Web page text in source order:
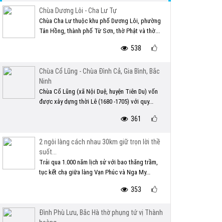
Chùa Dương Lôi - Cha Lư Tự
Chùa Cha Lư thuộc khu phố Dương Lôi, phường
Tân Hồng, thành phố Từ Sơn, thờ Phật và thờ...
538
Chùa Cổ Lũng - Chùa Đình Cả, Gia Bình, Bắc
Ninh
Chùa Cổ Lũng (xã Nội Duệ, huyện Tiên Du) vốn
được xây dựng thời Lê (1680 -1705) với quy...
361
2 ngôi làng cách nhau 30km giữ trọn lời thề
suốt...
Trải qua 1.000 năm lịch sử với bao thăng trầm,
tục kết chạ giữa làng Vạn Phúc và Nga My...
353
Đình Phù Lưu, Bắc Hà thờ phụng tứ vị Thành